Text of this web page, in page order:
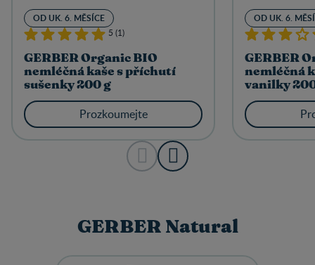
OD UK. 6. MĚSÍCE
5 (1)
GERBER Organic BIO
nemléčná kaše s příchutí
sušenky 200 g
Prozkoumejte
OD UK. 6.
GERBER
nemléčná
vanilky
GERBER Natural